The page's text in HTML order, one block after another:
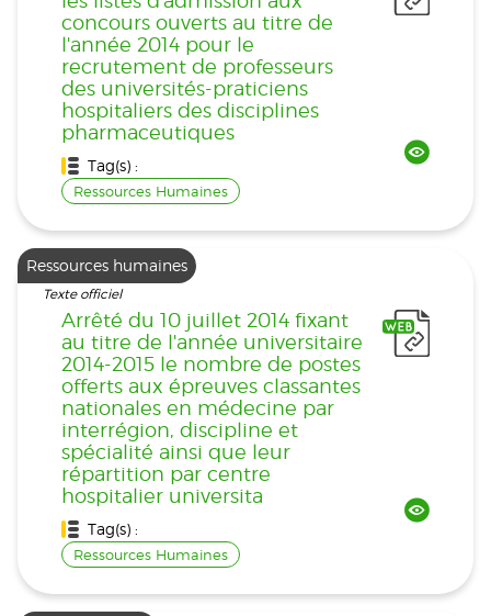
concours ouverts au titre de
l'année 2014 pour le
recrutement de professeurs
des universités-praticiens
hospitaliers des disciplines
pharmaceutiques
Tag(s) :
Ressources Humaines
Ressources humaines
Texte officiel
Arrêté du 10 juillet 2014 fixant
au titre de l'année universitaire
2014-2015 le nombre de postes
offerts aux épreuves classantes
nationales en médecine par
interrégion, discipline et
spécialité ainsi que leur
répartition par centre
hospitalier universita
Tag(s) :
Ressources Humaines